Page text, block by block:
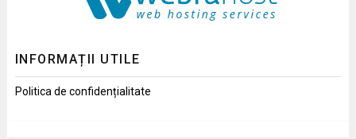
INFORMAȚII UTILE
Politica de confidențialitate